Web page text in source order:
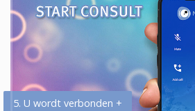
5. U wordt verbonden +